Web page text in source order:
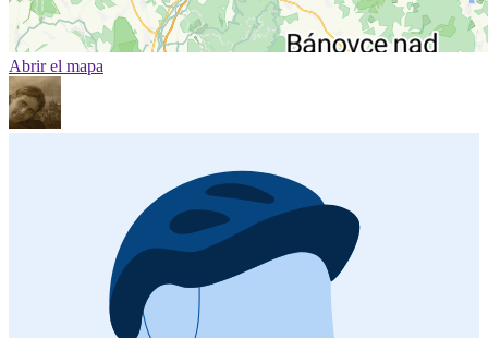
Abrir el mapa